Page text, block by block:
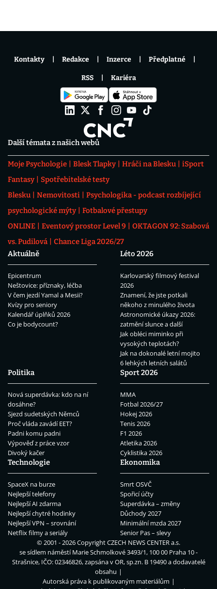
Další témata z našich webů
Moje Psychologie Blesk Tlapky Hráči na Blesku
iSport
Fantasy
Spotřebitelské testy
Blesku
Nemovitosti
Psychologika - podcast rozbíjející
psychologické mýty
Fotbalové přestupy
ONLINE
Eventový prostor Level 9
OKTAGON 92: Szabová
vs. Pudilová
Chance Liga 2026/27
Aktuálně
Epicentrum
Neštovice: příznaky, léčba
V čem jezdí Yamal a Mesii?
Kvízy pro seniory
Kalendář úplňků 2026
Co je bodycount?
Léto 2026
Karlovarský filmový festival
2026
Znamení, že jste potkali
někoho z minulého života
Astronomické úkazy 2026:
zatmění slunce a další
Jak obléci miminko při
vysokých teplotách?
Jak na dokonalé letní mojito
6 lehkých letních salátů
Politika
Nová superdávka: kdo na ní
dosáhne?
Sjezd sudetských Němců
Proč vláda zavádí EET?
Padni komu padni
Výpověď z práce vzor
Divoký kačer
Sport 2026
MMA
Fotbal 2026/27
Hokej 2026
Tenis 2026
F1 2026
Atletika 2026
Cyklistika 2026
Technologie
SpaceX na burze
Nejlepší telefony
Nejlepší AI zdarma
Nejlepší chytré hodinky
Nejlepší VPN – srovnání
Netflix filmy a seriály
Ekonomika
Smrt OSVČ
Spořicí účty
Superdávka – změny
Důchody 2027
Minimální mzda 2027
Senior Pas – slevy
Kontakty Redakce Inzerce Předplatné
RSS Kariéra
© 2001 - 2026 CopyrightCZECH NEWS CENTER a.s.
se sídlem náměstí Marie Schmolkové 3493/1, 100 00 Praha 10 -
Strašnice, IČO: 02346826, zapsána v OR, sp.zn. B 19490 a dodavatelé
obsahu
Autorská práva k publikovaným materiálům